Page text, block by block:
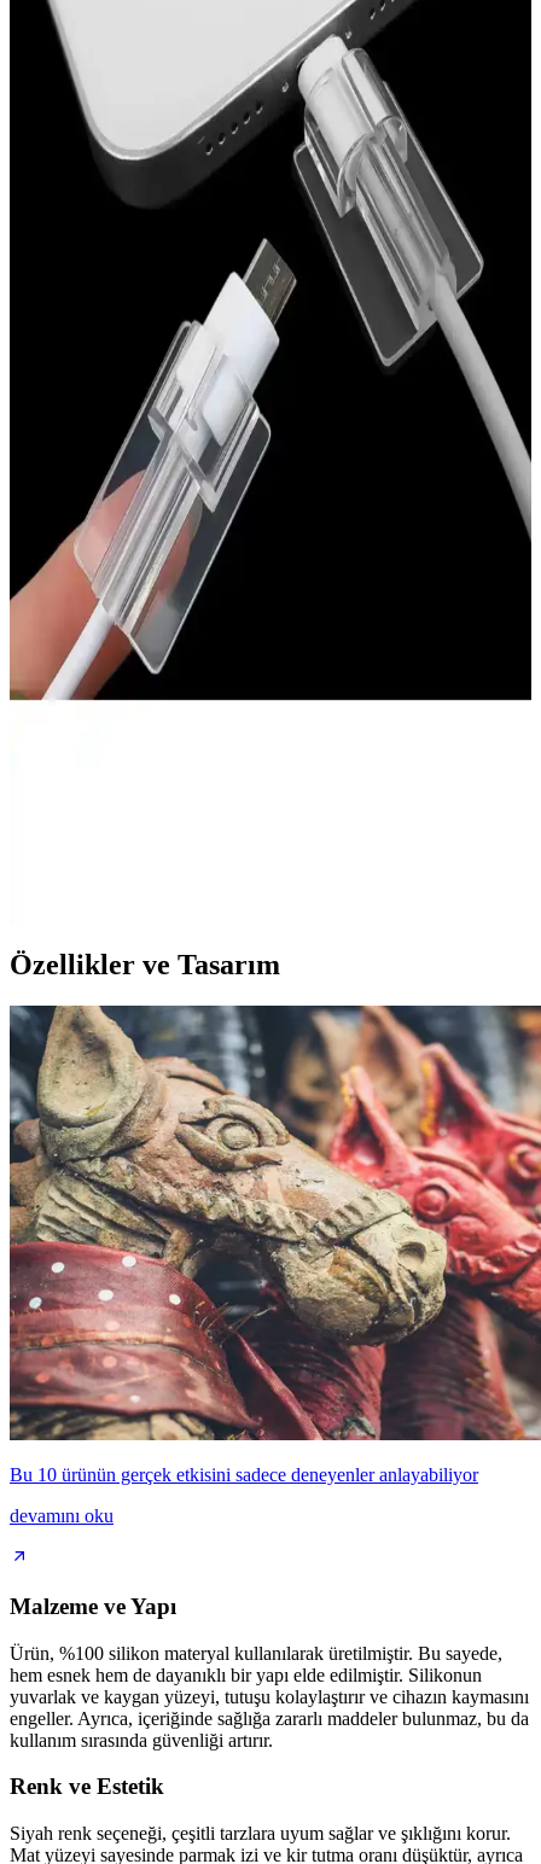
Air fryer silikon kaplamalarının malzeme özellikleri, temizlik
yöntemleri ve tat sorunlarının nedenleri detaylıca incelenmiştir.
Doğru bakım ve uygun deterjan seçimi ile kullanım kolaylığı
sağlanır.
Deliksiz Göbek Piercing Alternatifleri: Estetik ve
Konfor Sunan Çözüm Seçenekleri
Deliksiz göbek piercing alternatifleri, silikon halkalar, yapışkanlı ve
klipsli ürünler ile metal seçenekler sunar. Bu çözümler estetik ve
konforu bir arada sağlar, hijyen ve cilt sağlığına dikkat edilmelidir.
Silikon Topukluklar ile Ayakta Rahatlık ve Destek
Silikon malzemeden yapılan topukluklar, ayak konforunu artırır,
ayak sağlığını destekler ve uzun süre ayakta kalanlara rahatlık sağlar.
Doğru kullanım ve bakım ile günlük yaşam kalitenizi yükseltir.
Fibaks Redmi Note 11 Kılıfı: Şıklık ve Koruma
Sunan Yüksek Kaliteli Silikon Kılıf
Fibaks Redmi Note 11 Kılıfı, estetik görünüm ve dayanıklılığı bir
arada sunan silikon kılıf. Siyah renk, hafif yapı ve tam uyum ile
telefonunuzu korur, kullanım kolaylığı sağlar.
Fibaks Xiaomi Redmi Watch 3 Uyumlu Silikon
Kayış: Şık ve Dayanıklı Saat Bilekliği
Fibaks'in bej renkli silikon kayışı, Xiaomi Redmi Watch 3 ile
Özellikler ve Tasarım
Bu 10 ürünün gerçek etkisini sadece deneyenler anlayabiliyor
devamını oku
Malzeme ve Yapı
Ürün, %100 silikon materyal kullanılarak üretilmiştir. Bu sayede,
hem esnek hem de dayanıklı bir yapı elde edilmiştir. Silikonun
yuvarlak ve kaygan yüzeyi, tutuşu kolaylaştırır ve cihazın kaymasını
engeller. Ayrıca, içeriğinde sağlığa zararlı maddeler bulunmaz, bu da
kullanım sırasında güvenliği artırır.
Renk ve Estetik
Siyah renk seçeneği, çeşitli tarzlara uyum sağlar ve şıklığını korur.
Mat yüzeyi sayesinde parmak izi ve kir tutma oranı düşüktür, ayrıca